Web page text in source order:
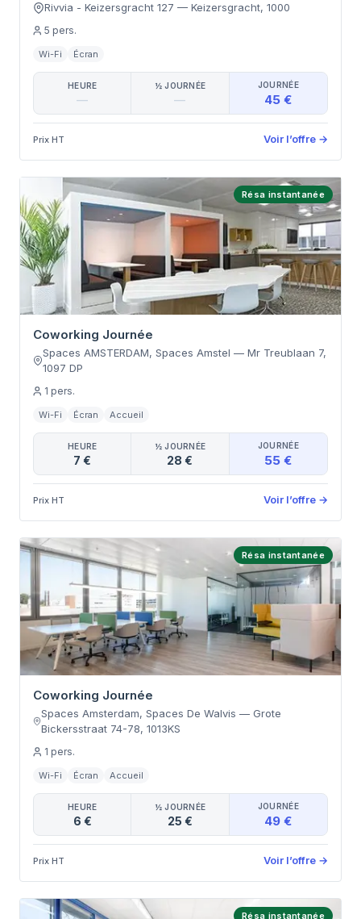
Rivvia - Keizersgracht 127 — Keizersgracht, 1000
5 pers.
Wi-Fi Écran
HEURE
—
½ JOURNÉE
—
JOURNÉE
45 €
Prix HT Voir l’offre →
Résa instantanée
Coworking Journée
Spaces AMSTERDAM, Spaces Amstel — Mr Treublaan 7,
1097 DP
1 pers.
Wi-Fi Écran Accueil
HEURE
7 €
½ JOURNÉE
28 €
JOURNÉE
55 €
Prix HT Voir l’offre →
Résa instantanée
Coworking Journée
Spaces Amsterdam, Spaces De Walvis — Grote
Bickersstraat 74-78,1013KS
1 pers.
Wi-Fi Écran Accueil
HEURE
6 €
½ JOURNÉE
25 €
JOURNÉE
49 €
Prix HT Voir l’offre →
Résa instantanée